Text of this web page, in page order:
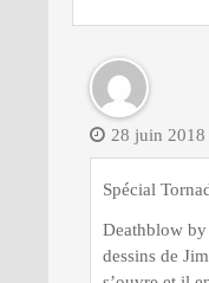
28 juin
Spécial
Deathblow
dessins de